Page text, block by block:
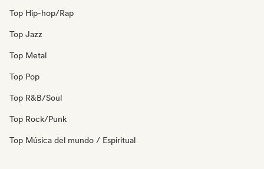
Top Hip-hop/Rap
Top Jazz
Top Metal
Top Pop
Top R&B/Soul
Top Rock/Punk
Top Música del mundo / Espiritual